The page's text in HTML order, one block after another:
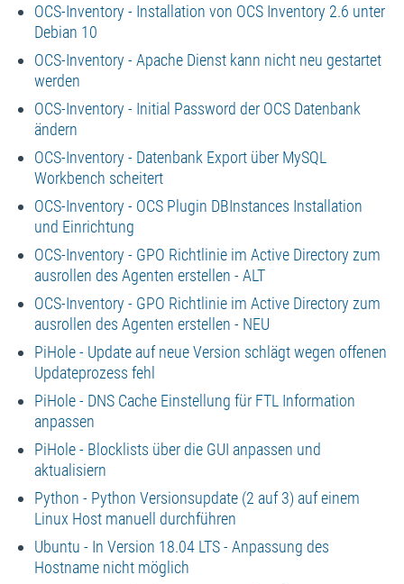
OCS-Inventory - Installation von OCS Inventory 2.6 unter
Debian 10
OCS-Inventory - Apache Dienst kann nicht neu gestartet
werden
OCS-Inventory - Initial Password der OCS Datenbank
ändern
OCS-Inventory - Datenbank Export über MySQL
Workbench scheitert
OCS-Inventory - OCS Plugin DBInstances Installation
und Einrichtung
OCS-Inventory - GPO Richtlinie im Active Directory zum
ausrollen des Agenten erstellen - ALT
OCS-Inventory - GPO Richtlinie im Active Directory zum
ausrollen des Agenten erstellen - NEU
PiHole - Update auf neue Version schlägt wegen offenen
Updateprozess fehl
PiHole - DNS Cache Einstellung für FTL Information
anpassen
PiHole - Blocklists über die GUI anpassen und
aktualisiern
Python - Python Versionsupdate (2 auf 3) auf einem
Linux Host manuell durchführen
Ubuntu - In Version 18.04 LTS - Anpassung des
Hostname nicht möglich